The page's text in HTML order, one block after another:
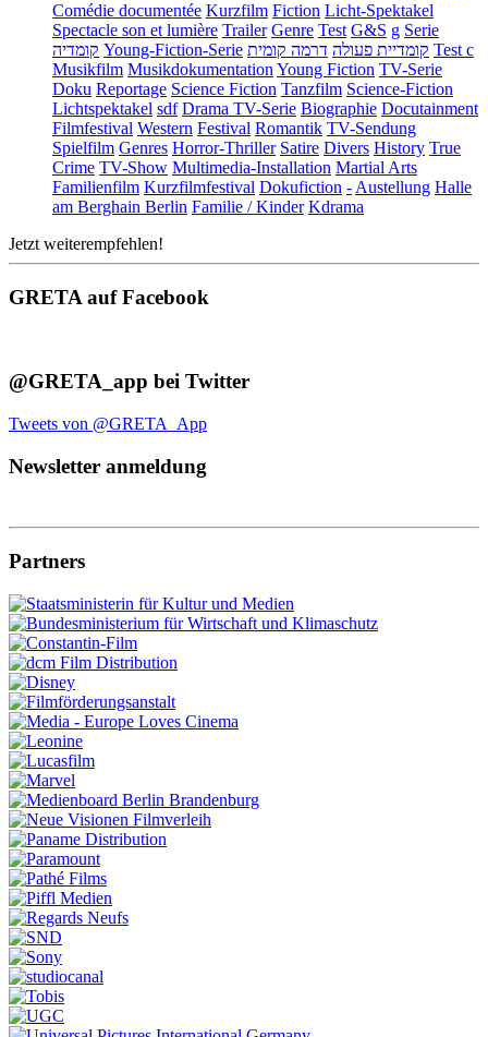
Comédie documentée Kurzfilm Fiction Licht-Spektakel
Spectacle son et lumière Trailer Genre Test G&S g Serie
קומדיה Young-Fiction-Serie קומדיית פעולה דרמה קומית
Test c
Musikfilm Musikdokumentation Young Fiction TV-Serie
Doku Reportage Science Fiction Tanzfilm Science-Fiction
Lichtspektakel sdf Drama TV-Serie Biographie Docutainment
Filmfestival Western Festival Romantik TV-Sendung
Spielfilm Genres Horror-Thriller Satire Divers History True
Crime TV-Show Multimedia-Installation Martial Arts
Familienfilm Kurzfilmfestival Dokufiction - Austellung Halle
am Berghain Berlin Familie / Kinder Kdrama
Jetzt weiterempfehlen!
GRETA auf Facebook
@GRETA_app bei Twitter
Tweets von @GRETA_App
Newsletter anmeldung
Partners